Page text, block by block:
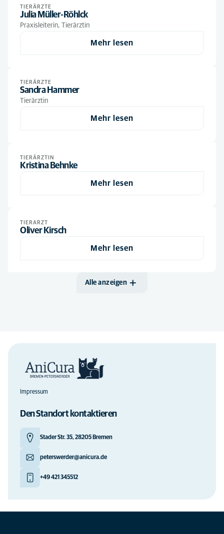
Sortieren nach: Standard
Standard
Alle Abteilungen
Tiermedizinische Fachangestellte
TIERÄRZTE
Julia Müller-Röhlck
Praxisleiterin, Tierärztin
Mehr lesen
TIERÄRZTE
Sandra Hammer
Tierärztin
Mehr lesen
TIERÄRZTIN
Kristina Behnke
Mehr lesen
TIERARZT
Oliver Kirsch
Mehr lesen
Alle anzeigen
Impressum
Den Standort kontaktieren
Stader Str. 35, 28205 Bremen
peterswerder@anicura.de
+49 421 345512